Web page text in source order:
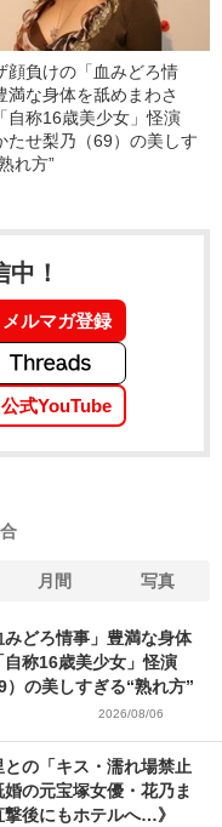
顔負けの「血みどろ情
満な身体を舐めまわさ
称16歳美少女」怪演
たせ梨乃（69）の美しす
れ方”
！
メルマガ登録
公式YouTube
月間 写真
どろ情事」豊満な身体
称16歳美少女」怪演
の美しすぎる“熟れ方”
2026/08/06
の「キス・濡れ場禁止
の元宝塚女優・花乃ま
後にもホテルへ…》